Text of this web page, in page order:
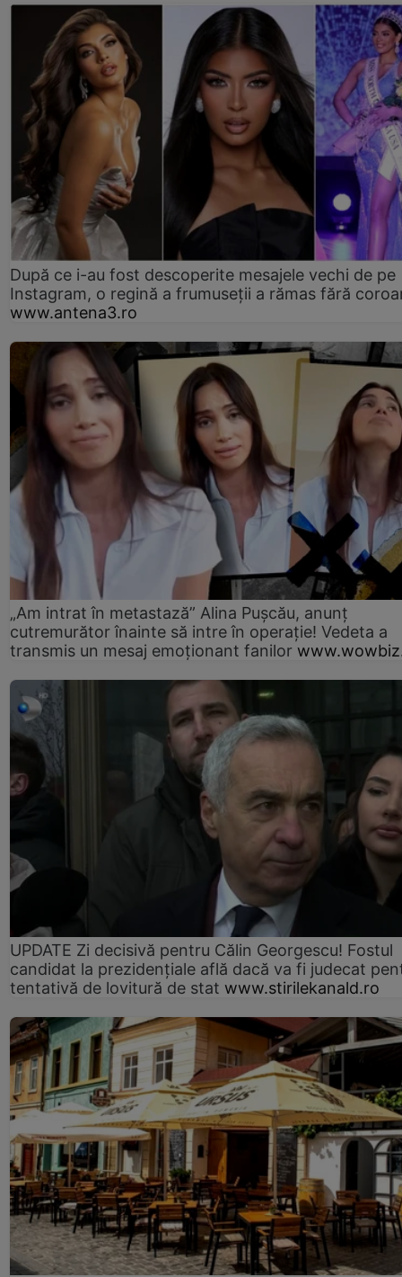
După ce i-au fost descoperite mesajele vechi de pe
Instagram, o regină a frumuseții a rămas fără
www.antena3.ro
„Am intrat în metastază” Alina Pușcău, anunț
cutremurător înainte să intre în operație! Vedeta a
transmis un mesaj emoționant fanilor
UPDATE Zi decisivă pentru Călin Georgescu! Fostul
candidat la prezidențiale află dacă va fi judecat
tentativă de lovitură de stat www.stirilekanald.ro